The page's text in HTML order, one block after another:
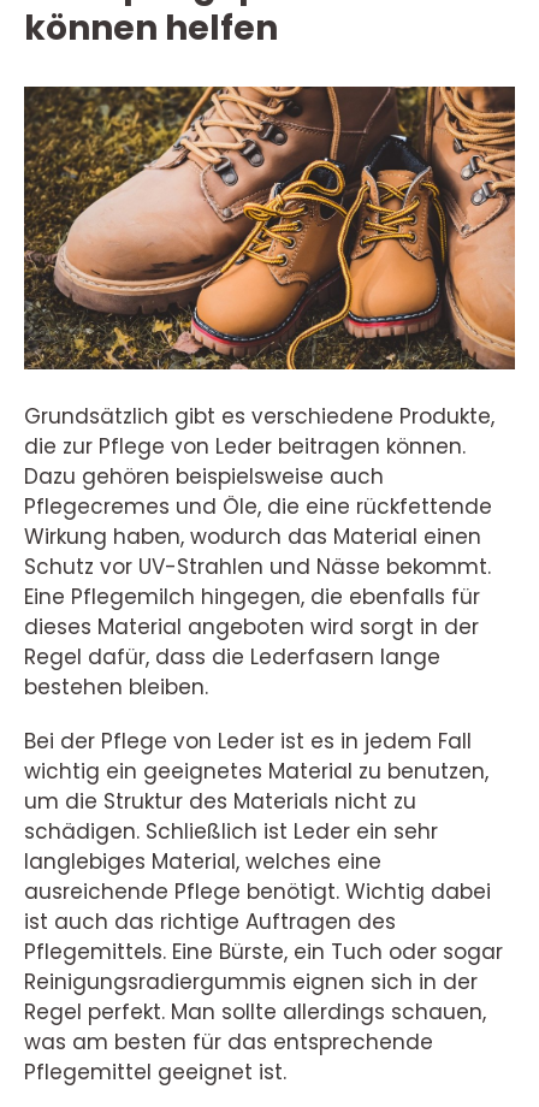
können helfen
Grundsätzlich gibt es verschiedene Produkte,
die zur Pflege von Leder beitragen können.
Dazu gehören beispielsweise auch
Pflegecremes und Öle, die eine rückfettende
Wirkung haben, wodurch das Material einen
Schutz vor UV-Strahlen und Nässe bekommt.
Eine Pflegemilch hingegen, die ebenfalls für
dieses Material angeboten wird sorgt in der
Regel dafür, dass die Lederfasern lange
bestehen bleiben.
Bei der Pflege von Leder ist es in jedem Fall
wichtig ein geeignetes Material zu benutzen,
um die Struktur des Materials nicht zu
schädigen. Schließlich ist Leder ein sehr
langlebiges Material, welches eine
ausreichende Pflege benötigt. Wichtig dabei
ist auch das richtige Auftragen des
Pflegemittels. Eine Bürste, ein Tuch oder sogar
Reinigungsradiergummis eignen sich in der
Regel perfekt. Man sollte allerdings schauen,
was am besten für das entsprechende
Pflegemittel geeignet ist.